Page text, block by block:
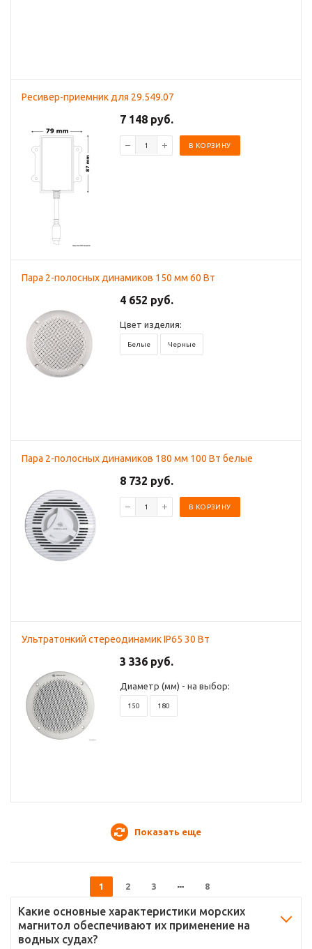
Ресивер-приемник для 29.549.07
7 148 руб.
В КОРЗИНУ
Пара 2-полосных динамиков 150 мм 60 Вт
4 652 руб.
Цвет изделия:
Белые Черные
Пара 2-полосных динамиков 180 мм 100 Вт белые
8 732 руб.
В КОРЗИНУ
Ультратонкий стереодинамик IP65 30 Вт
3 336 руб.
Диаметр (мм) - на выбор:
150 180
Показать еще
1 2 3 8
Какие основные характеристики морских
магнитол обеспечивают их применение на
водных судах?